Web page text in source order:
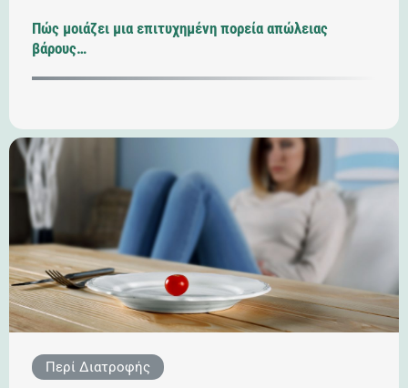
Πώς μοιάζει μια επιτυχημένη πορεία απώλειας
βάρους…
Περί Διατροφής